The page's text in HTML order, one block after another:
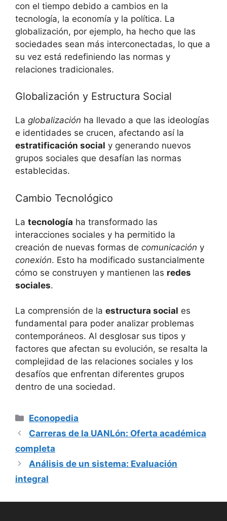
con el tiempo debido a cambios en la
tecnología, la economía y la política. La
globalización, por ejemplo, ha hecho que las
sociedades sean más interconectadas, lo que a
su vez está redefiniendo las normas y
relaciones tradicionales.
Globalización y Estructura Social
La globalización ha llevado a que las ideologías
e identidades se crucen, afectando así la
estratificación social y generando nuevos
grupos sociales que desafían las normas
establecidas.
Cambio Tecnológico
La tecnología ha transformado las
interacciones sociales y ha permitido la
creación de nuevas formas de comunicación y
conexión. Esto ha modificado sustancialmente
cómo se construyen y mantienen las redes
sociales.
La comprensión de la estructura social es
fundamental para poder analizar problemas
contemporáneos. Al desglosar sus tipos y
factores que afectan su evolución, se resalta la
complejidad de las relaciones sociales y los
desafíos que enfrentan diferentes grupos
dentro de una sociedad.
Categorías
Econopedia
Carreras de la UANLón: Oferta académica
completa
Análisis de un sistema: Evaluación
integral